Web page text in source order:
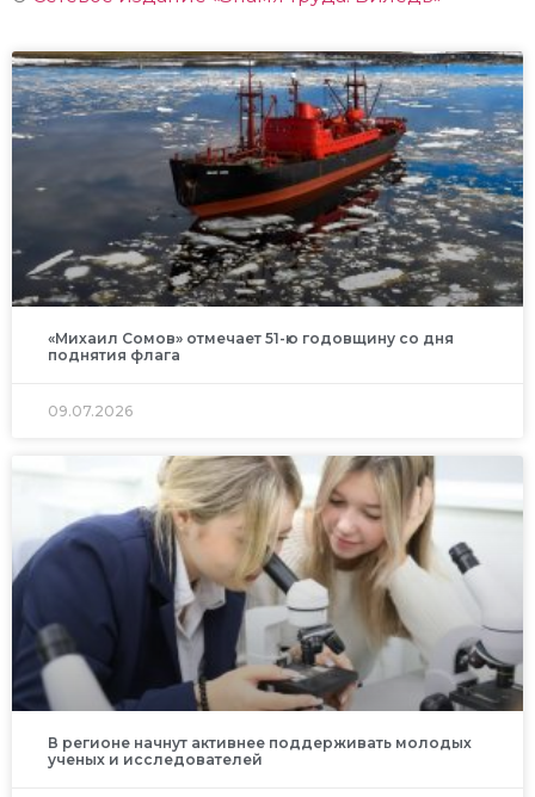
«Михаил Сомов» отмечает 51-ю годовщину со дня
поднятия флага
09.07.2026
В регионе начнут активнее поддерживать молодых
ученых и исследователей